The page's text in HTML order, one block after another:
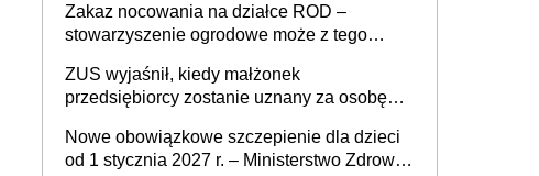
zmarłego
Zakaz nocowania na działce ROD –
stowarzyszenie ogrodowe może z tego
działki (wypowiedzieć dzierżawę)?
ZUS wyjaśnił, kiedy małżonek
przedsiębiorcy zostanie uznany za osobę
Nowe obowiązkowe szczepienie dla dzieci
od 1 stycznia 2027 r. – Ministerstwo Zdrowia